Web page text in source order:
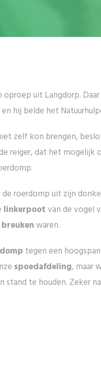
uit Langdorp.
hij belde het
zelf kon brengen,
reiger, dat het mogelijk
roerdomp uit zijn
linkerpootvan de vogel
waren.
tegen een
spoedafdeling, maar
te houden. Zeker